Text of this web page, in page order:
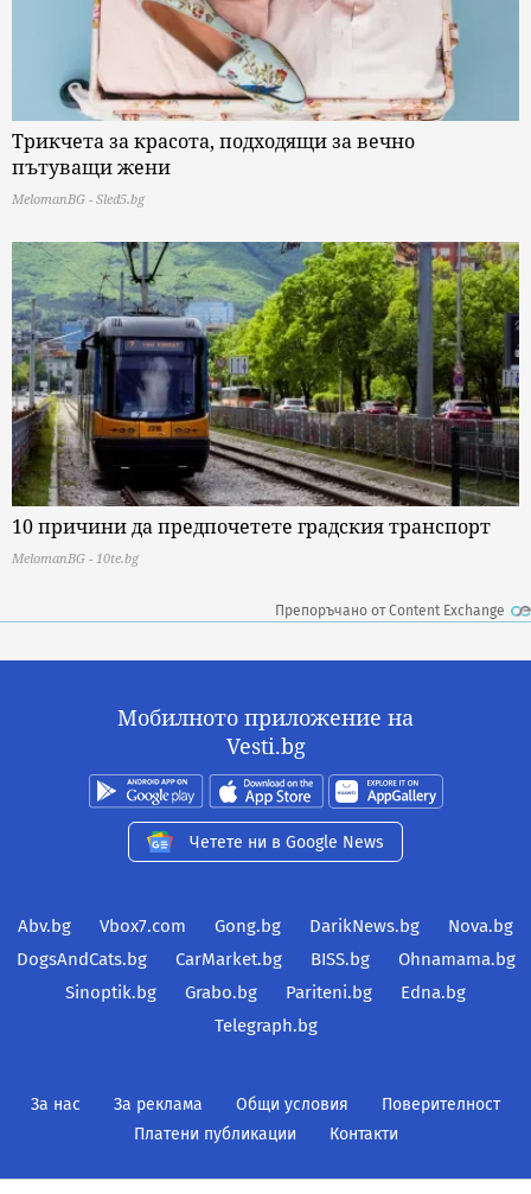
Трикчета за красота, подходящи за вечно
пътуващи жени
MelomanBG - Sled5.bg
10 причини да предпочетете градския транспорт
MelomanBG - 10te.bg
Препоръчано от Content Exchange
Мобилното приложение на
Vesti.bg
Четете ни в Google News
Abv.bg Vbox7.com Gong.bg DarikNews.bg
Nova.bg
DogsAndCats.bg
CarMarket.bg BISS.bg
Ohnamama.bg
Sinoptik.bg
Grabo.bg Pariteni.bg
Edna.bg
Telegraph.bg
За нас За реклама Общи условия
Поверителност
Платени публикации
Контакти